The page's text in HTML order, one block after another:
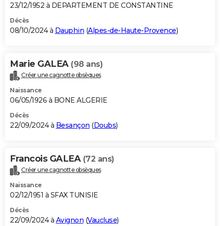
23/12/1952 à DEPARTEMENT DE CONSTANTINE
Décès
08/10/2024 à Dauphin (Alpes-de-Haute-Provence)
Marie GALEA (98 ans)
Créer une cagnotte obsèques
Naissance
06/05/1926 à BONE ALGERIE
Décès
22/09/2024 à Besançon (Doubs)
Francois GALEA (72 ans)
Créer une cagnotte obsèques
Naissance
02/12/1951 à SFAX TUNISIE
Décès
22/09/2024 à Avignon (Vaucluse)